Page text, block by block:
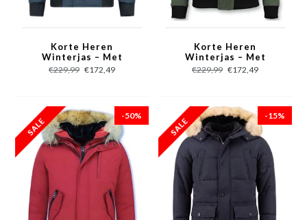
Korte Heren
Winterjas – Met
Bontkraag – Blauw
€229,99 €172,49
Korte Heren
Winterjas – Met
Bontkraag – Groen
€229,99 €172,49
-50% -15%